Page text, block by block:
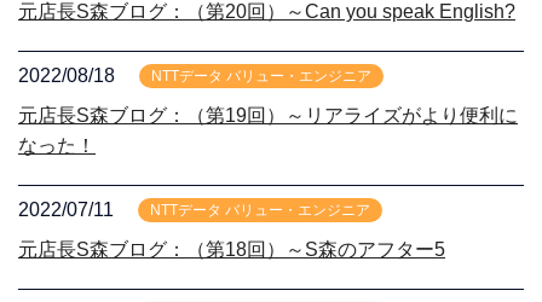
元店長S森ブログ：（第20回）～Can you speak English?
2022/08/18 NTTデータ バリュー・エンジニア
元店長S森ブログ：（第19回）～リアライズがより便利に
なった！
2022/07/11 NTTデータ バリュー・エンジニア
元店長S森ブログ：（第18回）～S森のアフター5